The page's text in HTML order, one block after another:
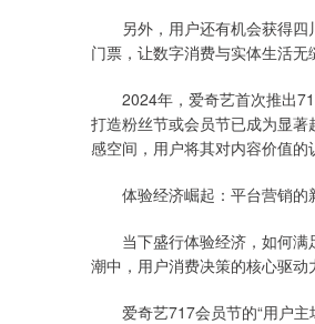
另外，用户还有机会获得四川
门票，让数字消费与实体生活无
2024年，爱奇艺首次推出
打造粉丝节或会员节已成为显
感空间，用户将其对内容价值的
体验经济崛起：平台营销的
当下盛行体验经济，如何满
潮中，用户消费决策的核心驱动
爱奇艺717会员节的“用户主